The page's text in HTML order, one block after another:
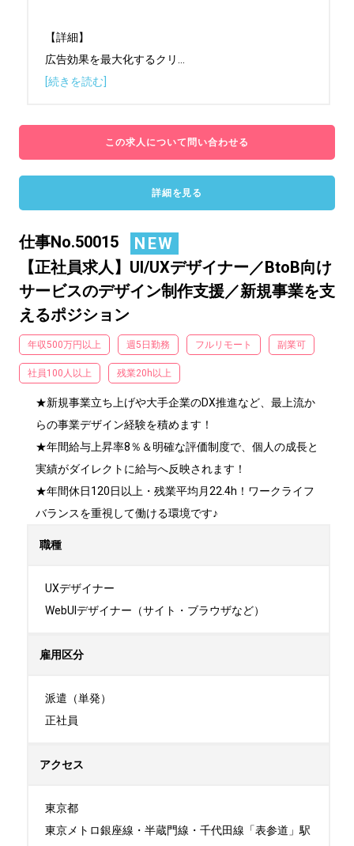
【詳細】
広告効果を最大化するクリ
[続きを読む]
この求人について問い合わせる
詳細を見る
仕事No.50015
NEW
【正社員求人】UI/UXデザイナー／BtoB向け
サービスのデザイン制作支援／新規事業を支
えるポジション
年収500万円以上 週5日勤務 フルリモート 副業可
社員100人以上 残業20h以上
★新規事業立ち上げや大手企業のDX推進など、最上流か
らの事業デザイン経験を積めます！
★年間給与上昇率8％＆明確な評価制度で、個人の成長と
実績がダイレクトに給与へ反映されます！
★年間休日120日以上・残業平均月22.4h！ワークライフ
バランスを重視して働ける環境です♪
職種
UXデザイナー
WebUIデザイナー（サイト・ブラウザなど）
雇用区分
派遣（単発）
正社員
アクセス
東京都
東京メトロ銀座線・半蔵門線・千代田線「表参道」駅